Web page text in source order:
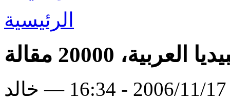
الرئيسية
العربية، 20000 مقالة